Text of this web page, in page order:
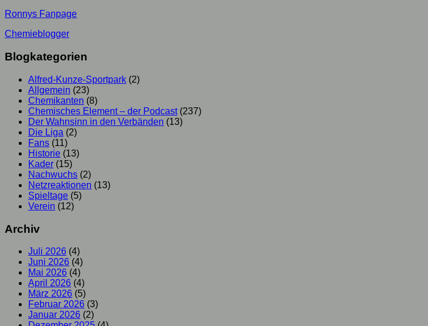
Ronnys Fanpage
Chemieblogger
Blogkategorien
Alfred-Kunze-Sportpark (2)
Allgemein (23)
Chemikanten (8)
Chemisches Element – der Podcast(237)
Der Wahnsinn in den Verbänden (13)
Die Liga (2)
Fans (11)
Historie (13)
Kader (15)
Nachwuchs (2)
Netzreaktionen (13)
Spieltage (5)
Verein (12)
Archiv
Juli 2026 (4)
Juni 2026 (4)
Mai 2026 (4)
April 2026 (4)
März 2026 (5)
Februar 2026 (3)
Januar 2026 (2)